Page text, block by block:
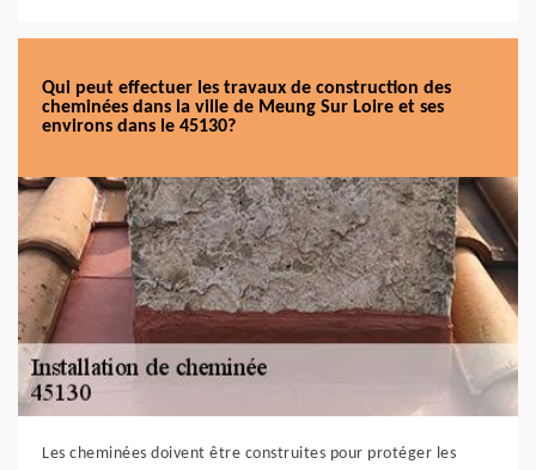
Qui peut effectuer les travaux de construction des
cheminées dans la ville de Meung Sur Loire et ses
environs dans le 45130?
Les cheminées doivent être construites pour protéger les